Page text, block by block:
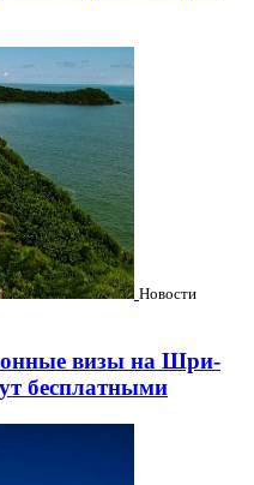
Новости
визы на Шри-
бесплатными